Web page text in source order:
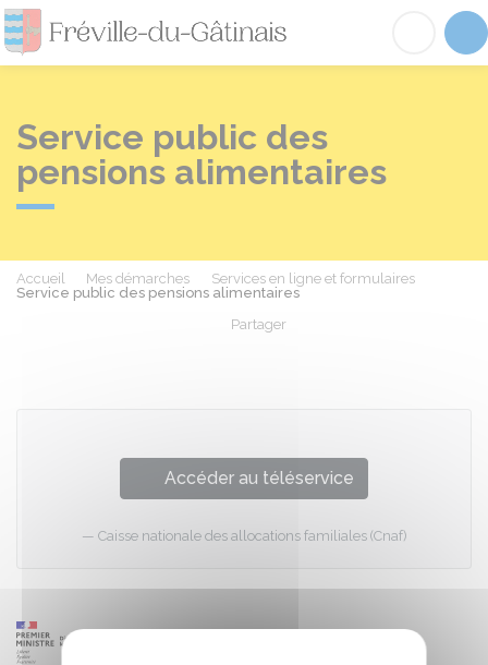
Fréville-du-
Service public des
pensions alimentaires
Accueil Mes démarches
Services en ligne et formulaires
Service public des pensions alimentaires
Partager
Accéder au téléservice
Caisse nationale des allocations familiales (Cnaf)